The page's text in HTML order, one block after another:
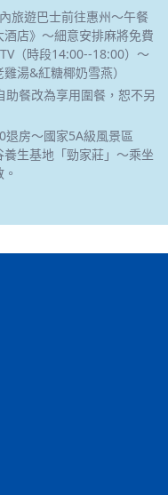
旅遊巴士前往惠州～午餐
酒店》～細意安排麻將免費
（時段14:00--18:00）～
湯&紅糖椰奶雪燕）
餐改為享用圍餐，恕不另
房～國家5A級風景區
養生基地「勁家莊」～乘坐